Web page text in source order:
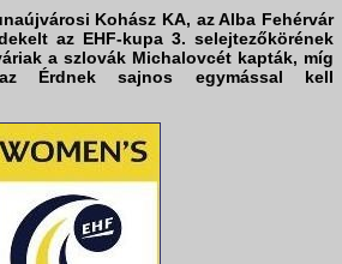
Kohász KA, az Alba Fehérvár
az EHF-kupa 3. selejtezőkörének
a szlovák Michalovcét kapták, míg
Érdnek sajnos egymással kell